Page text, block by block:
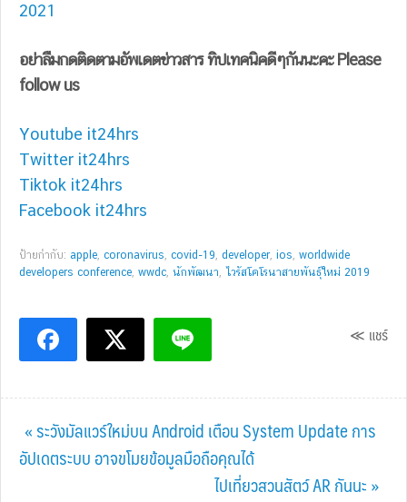
2021
อย่าลืมกดติดตามอัพเดตข่าวสาร ทิปเทคนิคดีๆกันนะคะ Please
follow us
Youtube it24hrs
Twitter it24hrs
Tiktok it24hrs
Facebook it24hrs
ป้ายกำกับ: apple, coronavirus, covid-19, developer, ios, worldwide
developers conference, wwdc, นักพัฒนา, ไวรัสโคโรนาสายพันธุ์ใหม่ 2019
≪ แชร์
Previous
Post:
« ระวังมัลแวร์ใหม่บน Android เตือน System Update การ
อัปเดตระบบ อาจขโมยข้อมูลมือถือคุณได้
Next
ไปเที่ยวสวนสัตว์ AR กันนะ »